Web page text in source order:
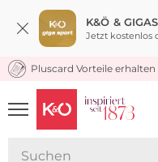
K&Ö &
Jetzt kostenlos
KOSTENLOSER
Pluscard Vorteile erhalten
UNSERE APP
CLICK &